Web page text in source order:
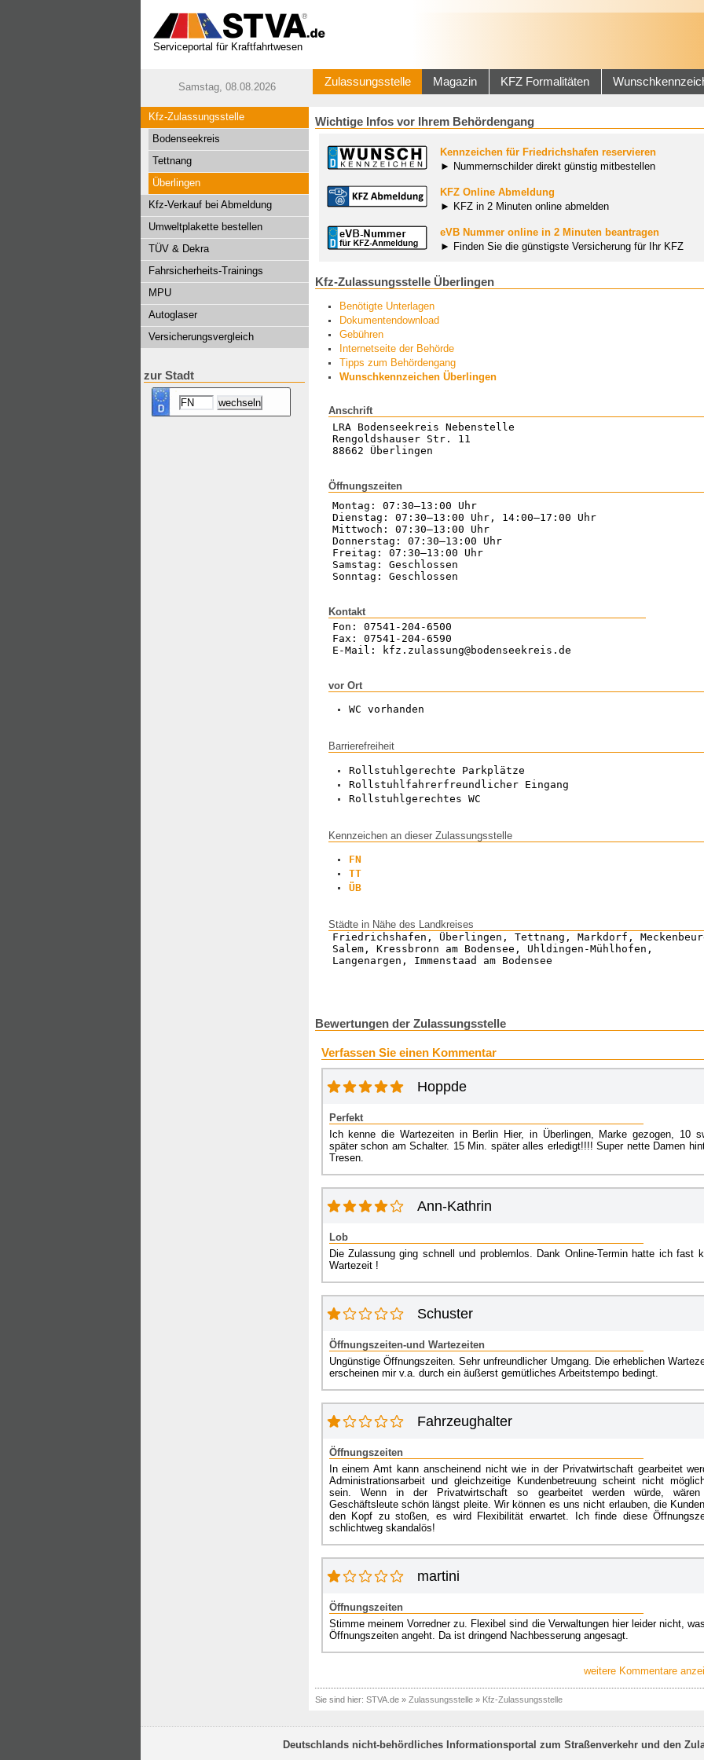
Serviceportal für Kraftfahrtwesen
Samstag, 08.08.2026 Zulassungsstelle Magazin KFZ Formalitäten
Kfz-Zulassungsstelle
Bodenseekreis
Tettnang
Überlingen
Kfz-Verkauf bei Abmeldung
Umweltplakette bestellen
TÜV & Dekra
Fahrsicherheits-Trainings
MPU
Autoglaser
Versicherungsvergleich
zur Stadt
Wichtige Infos vor Ihrem Behördengang
Kennzeichen für Friedrichshafen reservieren
► Nummernschilder direkt günstig mitbestellen
KFZ Online Abmeldung
► KFZ in 2 Minuten online abmelden
eVB Nummer online in 2 Minuten beantragen
► Finden Sie die günstigste Versicherung für Ihr KFZ
Kfz-Zulassungsstelle Überlingen
Benötigte Unterlagen
Dokumentendownload
Gebühren
Internetseite der Behörde
Tipps zum Behördengang
Wunschkennzeichen Überlingen
Anschrift
LRA Bodenseekreis Nebenstelle
Rengoldshauser Str. 11
88662 Überlingen
Öffnungszeiten
Montag: 07:30–13:00 Uhr
Dienstag: 07:30–13:00 Uhr, 14:00–17:00 Uhr
Mittwoch: 07:30–13:00 Uhr
Donnerstag: 07:30–13:00 Uhr
Freitag: 07:30–13:00 Uhr
Samstag: Geschlossen
Sonntag: Geschlossen
Kontakt
Fon: 07541-204-6500
Fax: 07541-204-6590
E-Mail: kfz.zulassung@bodenseekreis.de
vor Ort
WC vorhanden
Barrierefreiheit
Rollstuhlgerechte Parkplätze
Rollstuhlfahrerfreundlicher Eingang
Rollstuhlgerechtes WC
Kennzeichen an dieser Zulassungsstelle
FN
TT
ÜB
Städte in Nähe des Landkreises
Friedrichshafen, Überlingen, Tettnang, Markdorf,
Salem, Kressbronn am Bodensee, Uhldingen-Mühlhofen,
Langenargen, Immenstaad am Bodensee
Bewertungen der Zulassungsstelle
Verfassen Sie einen Kommentar
Hoppde
Perfekt
Ich kenne die Wartezeiten in Berlin Hier, in Überlingen, Marke gezogen, 10
später schon am Schalter. 15 Min. später alles erledigt!!!! Super nette Damen
Tresen.
Ann-Kathrin
Lob
Die Zulassung ging schnell und problemlos. Dank Online-Termin hatte ich fast
Wartezeit !
Schuster
Öffnungszeiten-und Wartezeiten
Ungünstige Öffnungszeiten. Sehr unfreundlicher Umgang. Die erheblichen
erscheinen mir v.a. durch ein äußerst gemütliches Arbeitstempo bedingt.
Fahrzeughalter
Öffnungszeiten
In einem Amt kann anscheinend nicht wie in der Privatwirtschaft gearbeitet
Administrationsarbeit und gleichzeitige Kundenbetreuung scheint nicht
sein. Wenn in der Privatwirtschaft so gearbeitet werden würde,
Geschäftsleute schön längst pleite. Wir können es uns nicht erlauben, die
den Kopf zu stoßen, es wird Flexibilität erwartet. Ich finde diese
schlichtweg skandalös!
martini
Öffnungszeiten
Stimme meinem Vorredner zu. Flexibel sind die Verwaltungen hier leider nicht,
Öffnungszeiten angeht. Da ist dringend Nachbesserung angesagt.
weitere Kommentare
Sie sind hier: STVA.de» Zulassungsstelle» Kfz-Zulassungsstelle
Deutschlands nicht-behördliches Informationsportal zum Straßenverkehr und den